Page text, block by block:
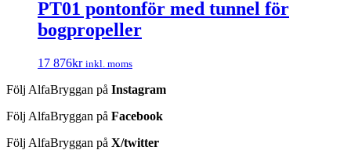
PT01 pontonför med tunnel för
bogpropeller
17 876kr inkl. moms
Följ AlfaBryggan på Instagram
Följ AlfaBryggan på Facebook
Följ AlfaBryggan på X/twitter